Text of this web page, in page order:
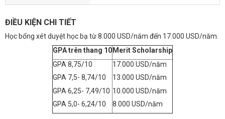
ĐIỀU KIỆN CHI TIẾT
Học bổng xét duyệt học bạ từ 8.000 USD/năm đến 17.000 USD/năm.
GPA trên thang 10Merit Scholarship
GPA 8,75/10
GPA 7,5- 8,74/10
GPA 6,25- 7,49/10
GPA 5,0- 6,24/10
17.000 USD/năm
13.000 USD/năm
10.000 USD/năm
8.000 USD/năm